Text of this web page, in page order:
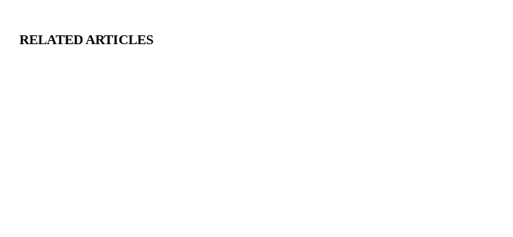
RELATED ARTICLES